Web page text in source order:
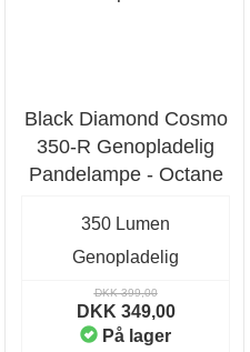
Black Diamond Cosmo
350-R Genopladelig
Pandelampe - Octane
350 Lumen
Genopladelig
DKK 399,00
DKK 349,00
På lager